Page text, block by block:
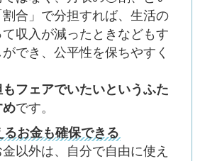
割合」で分担すれば、生活の
収入が減ったときなどもす
ができ、公平性を保ちやすく
フェアでいたいというふた
めです。
るお金も確保できる
以外は、自分で自由に使え